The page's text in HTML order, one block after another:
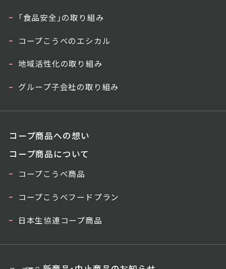
「食品安全」の取り組み
コープこうべのエシカル
地域活性化の取り組み
グループ子会社の取り組み
コープ商品への想い
コープ商品について
コープこうべ商品
コープこうべフードプラン
日本生協連コープ商品